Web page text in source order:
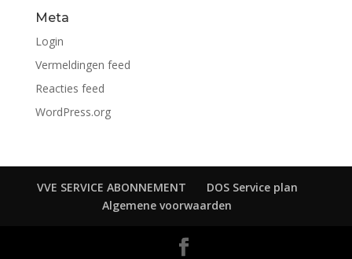
Meta
Login
Vermeldingen feed
Reacties feed
WordPress.org
VVE SERVICE ABONNEMENT
DOS Service plan
Algemene voorwaarden